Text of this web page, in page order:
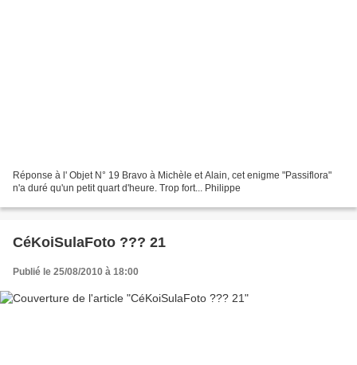
Réponse à l' Objet N° 19 Bravo à Michèle et Alain, cet enigme "Passiflora"
n'a duré qu'un petit quart d'heure. Trop fort... Philippe
CéKoiSulaFoto ??? 21
Publié le 25/08/2010 à 18:00